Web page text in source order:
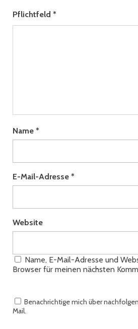
Pflichtfeld *
Name *
E-Mail-Adresse *
Website
Name, E-Mail-Adresse und
Browser für meinen nächsten
Benachrichtige mich über
Mail.